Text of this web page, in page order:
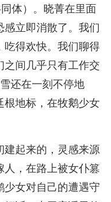
体）。晓菁在里面
立即消散了。我们
吃得欢快。我们聊得
之间几乎只有工作交
还在一刻不停地
根地标，在牧鹅少女
建起来的，灵感来源
人，在路上被女仆篡
少女对自己的遭遇守